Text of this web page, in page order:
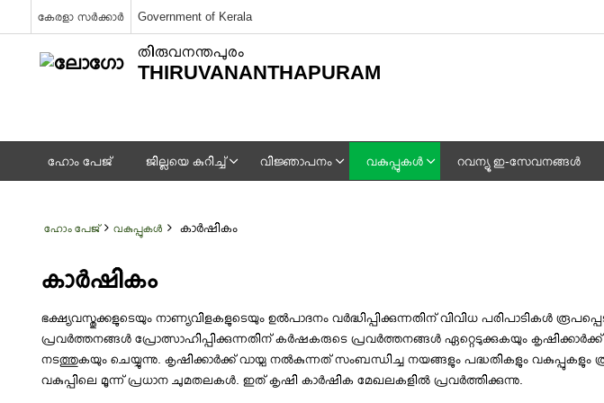
കേരളാ സർക്കാർ Government of Kerala
തിരുവനന്തപുരം
THIRUVANANTHAPURAM
ഹോം പേജ് ജില്ലയെ കുറിച്ച് വിജ്ഞാപനം വകുപ്പുകൾ റവന്യൂ ഇ-സേവനങ്ങൾ
ഹോം പേജ് വകുപ്പുകൾ കാർഷികം
കാർഷികം
ഭക്ഷ്യവസ്തുക്കളുടെയും നാണ്യവിളകളുടെയും ഉൽപാദനം വർദ്ധിപ്പിക്കുന്നതിന് വിവിധ പരിപാടികൾ
പ്രവർത്തനങ്ങൾ പ്രോത്സാഹിപ്പിക്കുന്നതിന് കർഷകരുടെ പ്രവർത്തനങ്ങൾ ഏറ്റെടുക്കുകയും
നടത്തുകയും ചെയ്യുന്നു. കൃഷിക്കാർക്ക് വായ്പ നൽകുന്നത് സംബന്ധിച്ച നയങ്ങളും പദ്ധതികളും
വകുപ്പിലെ മൂന്ന് പ്രധാന ചുമതലകൾ. ഇത് കൃഷി കാർഷിക മേഖലകളിൽ പ്രവർത്തിക്കുന്നു.